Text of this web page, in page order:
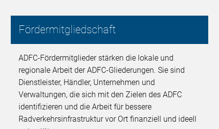
Fördermitgliedschaft
ADFC-Fördermitglieder stärken die lokale und
regionale Arbeit der ADFC-Gliederungen. Sie sind
Dienstleister, Händler, Unternehmen und
Verwaltungen, die sich mit den Zielen des ADFC
identifizieren und die Arbeit für bessere
Radverkehrsinfrastruktur vor Ort finanziell und ideell